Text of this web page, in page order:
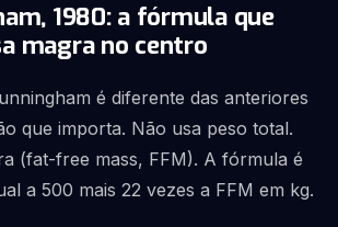
1980: a fórmula que
magra no centro
é diferente das anteriores
que importa. Não usa peso total.
(fat-free mass, FFM). A fórmula é
a 500 mais 22 vezes a FFM em kg.